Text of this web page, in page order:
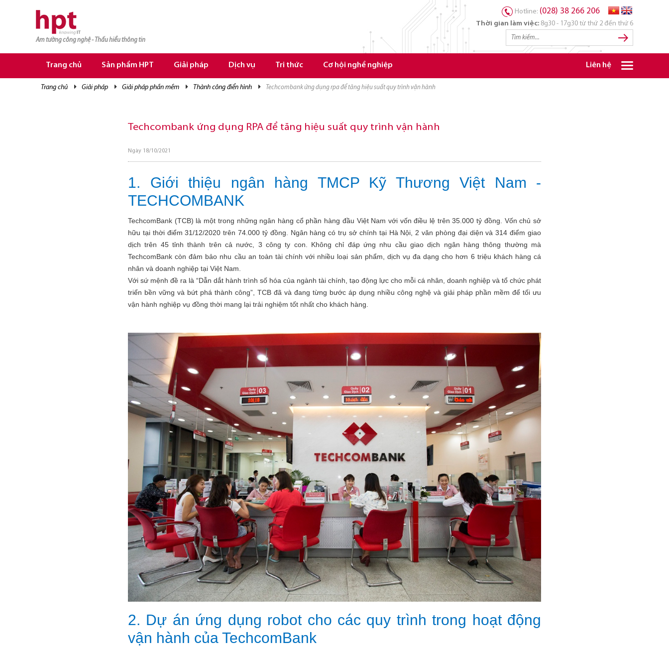
Am tường công nghệ - Thấu hiểu thông tin
Hotline: (028) 38 266 206
Thời gian làm việc: 8g30 - 17g30 từ thứ 2 đến thứ 6
Trang chủ Sản phẩm HPT Giải pháp Dịch vụ Tri thức Cơ hội nghề nghiệp Liên hệ
trang chủ giải pháp giải pháp phần mềm thành công điển hình techcombank ứng dụng rpa để tăng hiệu suất quy trình vận hành
Techcombank ứng dụng RPA để tăng hiệu suất quy trình vận hành
Ngày 18/10/2021
1. Giới thiệu ngân hàng TMCP Kỹ Thương Việt Nam -
TECHCOMBANK
TechcomBank (TCB) là một trong những ngân hàng cổ phần hàng đầu Việt Nam với vốn điều lệ trên 35.000 tỷ đồng. Vốn chủ sở
hữu tại thời điểm 31/12/2020 trên 74.000 tỷ đồng. Ngân hàng có trụ sở chính tại Hà Nội, 2 văn phòng đại diện và 314 điểm giao
dịch trên 45 tỉnh thành trên cả nước, 3 công ty con. Không chỉ đáp ứng nhu cầu giao dịch ngân hàng thông thường mà
TechcomBank còn đảm bảo nhu cầu an toàn tài chính với nhiều loại sản phẩm, dịch vụ đa dạng cho hơn 6 triệu khách hàng cá
nhân và doanh nghiệp tại Việt Nam.
Với sứ mệnh đề ra là “Dẫn dắt hành trình số hóa của ngành tài chính, tạo động lực cho mỗi cá nhân, doanh nghiệp và tổ chức phát
triển bền vững và bứt phá thành công”, TCB đã và đang từng bước áp dụng nhiều công nghệ và giải pháp phần mềm để tối ưu
vận hành nghiệp vụ đồng thời mang lại trải nghiệm tốt nhất cho khách hàng.
2. Dự án ứng dụng robot cho các quy trình trong hoạt động
vận hành của TechcomBank
TRANG CHỦ
TRANG CHỦ